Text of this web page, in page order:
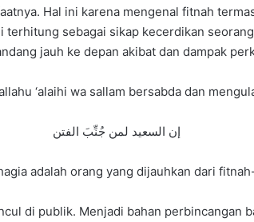
Hal ini karena mengenal fitnah
terhitung sebagai sikap kecerdikan
jauh ke depan akibat dan dampak
‘alaihi wa sallam bersabda dan
إن السعيد لمن جُنِّبَ الفتن
adalah orang yang dijauhkan dari
di publik. Menjadi bahan perbincangan